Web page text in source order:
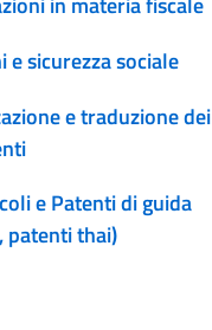
e sicurezza sociale
e traduzione dei
e Patenti di guida
patenti thai)